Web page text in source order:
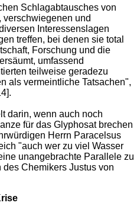
Schlagabtausches von
verschwiegenen und
Interessenslagen
treffen, bei denen sie total
Forschung und die
umfassend
teilweise geradezu
als vermeintliche Tatsachen",
darin, wenn auch noch
für das Glyphosat brechen
Herrn Paracelsus
"auch wer zu viel Wasser
unangebrachte Parallele zu
Chemikers Justus von